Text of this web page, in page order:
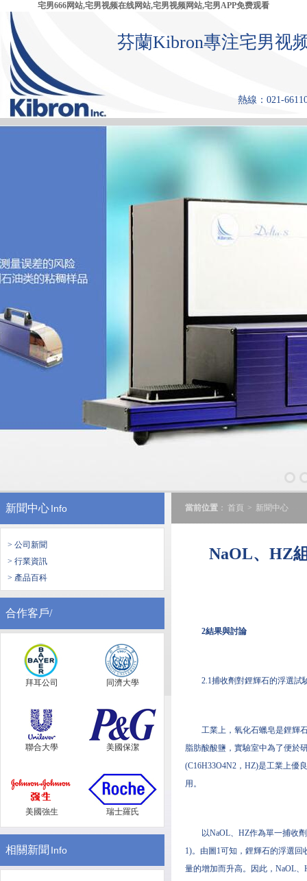
宅男666网站,宅男视频在线网站,宅男视频网站,宅男APP免费观看
芬蘭Kibron專注宅男视
熱線：021-
首 頁 產品中心 張力儀 宅
新聞中心Info
> 公司新聞
> 行業資訊
> 產品百科
合作客戶/
拜耳公司 同濟大學
聯合大學 美國保潔
美國強生 瑞士羅氏
相關新聞 Info
當前位置 ： 首頁 > 新聞中心
NaOL、HZ
2結果與討論
2.1捕收劑對鋰輝石的浮選試
工業上，氧化石蠟皂是鋰輝
脂肪酸酸鹽，實驗室中為了便於
(C16H33O4N2，HZ)是工業上優
用。
以NaOL、HZ作為單一捕收
1)。由圖1可知，鋰輝石的浮選
量的增加而升高。因此，NaOL